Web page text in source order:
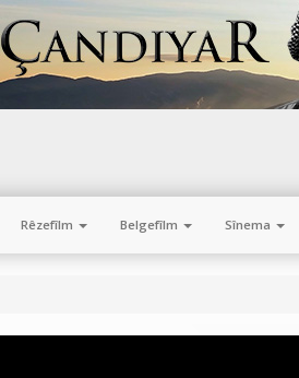
Rêzefîlm Belgefîlm Sînema